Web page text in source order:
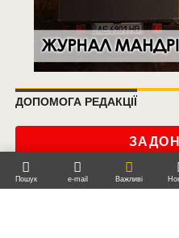
ДОПОМОГА РЕДАКЦІЇ